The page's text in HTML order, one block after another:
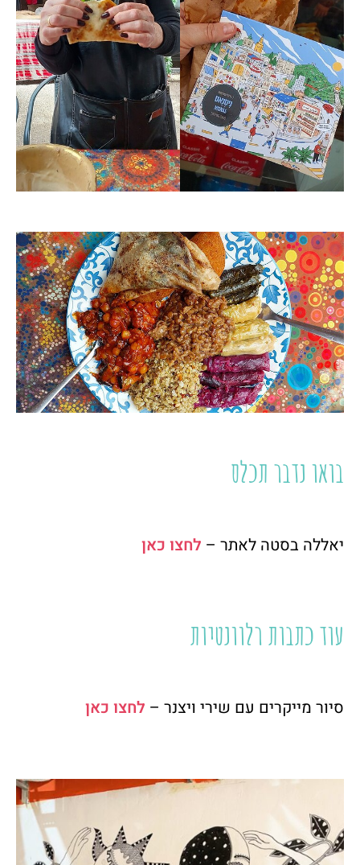
בואו נדבר תכלס
יאללה בסטה לאתר – לחצו כאן
עוד כתבות רלוונטיות
סיור מייקרים עם שירי ויצנר – לחצו כאן